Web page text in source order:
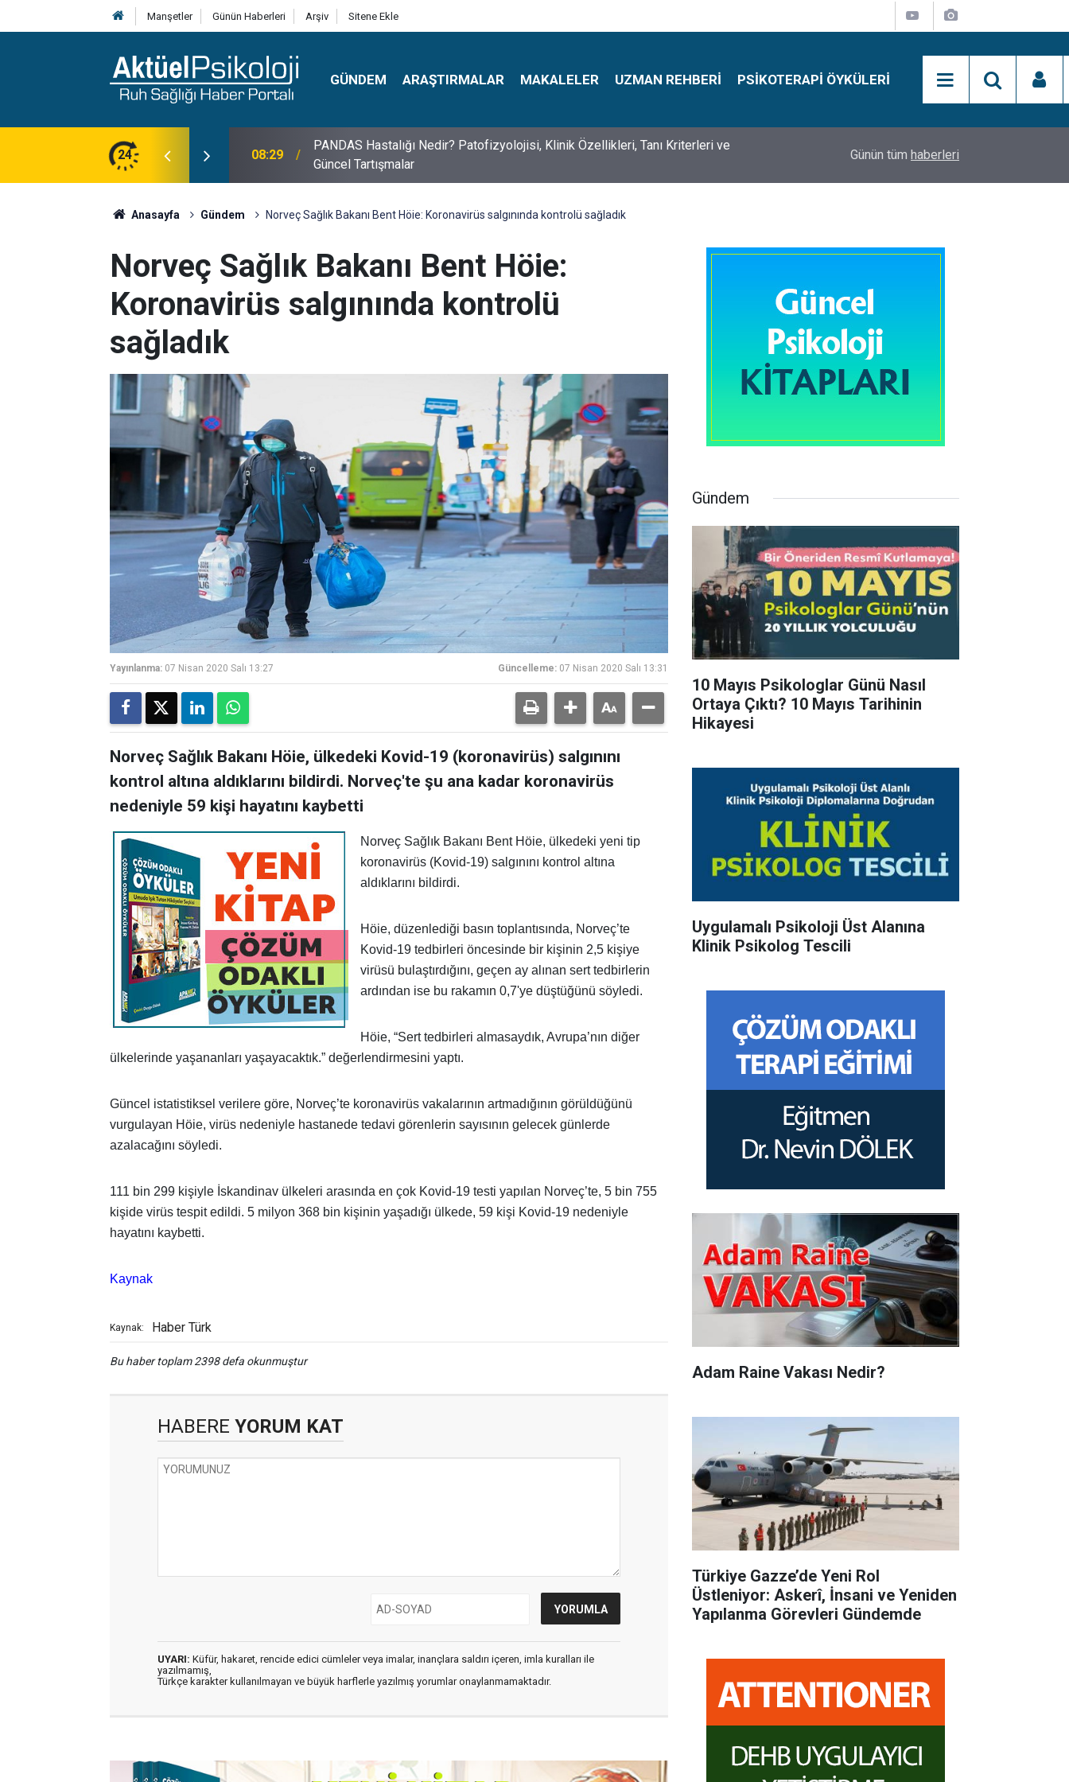
Manşetler Günün Haberleri Arşiv Sitene Ekle
GÜNDEM ARAŞTIRMALAR MAKALELER UZMAN REHBERI PSIKOTERAPI ÖYKÜLERI
24
Klinik Özellikleri, Tanı Kriterleri ve
10:30 10 Mayıs Psikologlar Günü Nasıl Ortaya Çıktı? 10 Mayıs Tarihinin Hikayesi Simon Says Dikkat Programı Nedir?
Günün tüm haberleri
Anasayfa Gündem Norveç Sağlık Bakanı Bent Höie: Koronavirüs salgınında kontrolü sağladık
Norveç Sağlık Bakanı Bent Höie:
Koronavirüs salgınında kontrolü
sağladık
Yayınlanma: 07 Nisan 2020 Salı 13:27 Güncelleme: 07 Nisan 2020 Salı 13:31
Norveç Sağlık Bakanı Höie, ülkedeki Kovid-19 (koronavirüs) salgınını
kontrol altına aldıklarını bildirdi. Norveç'te şu ana kadar koronavirüs
nedeniyle 59 kişi hayatını kaybetti
Norveç Sağlık Bakanı Bent Höie, ülkedeki yeni tip
koronavirüs (Kovid-19) salgınını kontrol altına
aldıklarını bildirdi.
Höie, düzenlediği basın toplantısında, Norveç’te
Kovid-19 tedbirleri öncesinde bir kişinin 2,5 kişiye
virüsü bulaştırdığını, geçen ay alınan sert tedbirlerin
ardından ise bu rakamın 0,7'ye düştüğünü söyledi.
Höie, “Sert tedbirleri almasaydık, Avrupa’nın diğer
ülkelerinde yaşananları yaşayacaktık.” değerlendirmesini yaptı.
Güncel istatistiksel verilere göre, Norveç’te koronavirüs vakalarının artmadığının görüldüğünü
vurgulayan Höie, virüs nedeniyle hastanede tedavi görenlerin sayısının gelecek günlerde
azalacağını söyledi.
111 bin 299 kişiyle İskandinav ülkeleri arasında en çok Kovid-19 testi yapılan Norveç’te, 5 bin 755
kişide virüs tespit edildi. 5 milyon 368 bin kişinin yaşadığı ülkede, 59 kişi Kovid-19 nedeniyle
hayatını kaybetti.
Kaynak
Kaynak: Haber Türk
Bu haber toplam 2398 defa okunmuştur
HABERE YORUM KAT
UYARI: Küfür, hakaret, rencide edici cümleler veya imalar, inançlara saldırı içeren, imla kuralları ile
yazılmamış,
Türkçe karakter kullanılmayan ve büyük harflerle yazılmış yorumlar onaylanmamaktadır.
Gündem
10 Mayıs Psikologlar Günü Nasıl
Ortaya Çıktı? 10 Mayıs Tarihinin
Hikayesi
Uygulamalı Psikoloji Üst Alanına
Klinik Psikolog Tescili
Adam Raine Vakası Nedir?
Türkiye Gazze’de Yeni Rol
Üstleniyor: Askerî, İnsani ve Yeniden
Yapılanma Görevleri Gündemde